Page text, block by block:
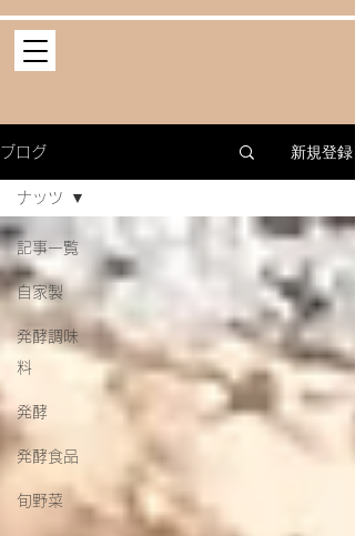
ブログ 新規登録
記事一覧
自家製
発酵調味
料
発酵
発酵食品
旬野菜
ナッツ